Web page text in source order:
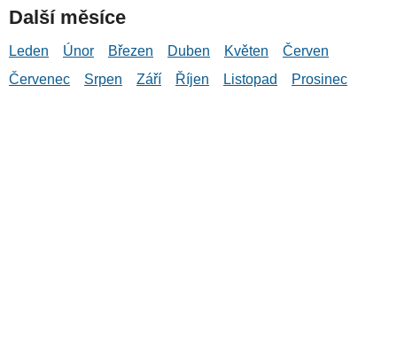
Další měsíce
Leden Únor Březen Duben Květen
Červen
Červenec
Srpen Září Říjen Listopad Prosinec